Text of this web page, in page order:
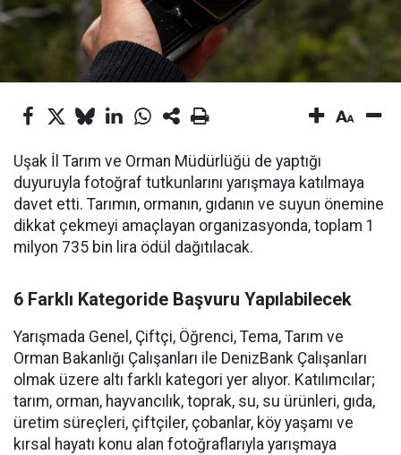
Uşak İl Tarım ve Orman Müdürlüğü de yaptığı
duyuruyla fotoğraf tutkunlarını yarışmaya katılmaya
davet etti. Tarımın, ormanın, gıdanın ve suyun önemine
dikkat çekmeyi amaçlayan organizasyonda, toplam 1
milyon 735 bin lira ödül dağıtılacak.
6 Farklı Kategoride Başvuru Yapılabilecek
Yarışmada Genel, Çiftçi, Öğrenci, Tema, Tarım ve
Orman Bakanlığı Çalışanları ile DenizBank Çalışanları
olmak üzere altı farklı kategori yer alıyor. Katılımcılar;
tarım, orman, hayvancılık, toprak, su, su ürünleri, gıda,
üretim süreçleri, çiftçiler, çobanlar, köy yaşamı ve
kırsal hayatı konu alan fotoğraflarıyla yarışmaya